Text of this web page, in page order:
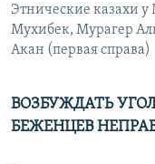
Этнические казахи у
Мухибек, Мурагер
Акан (первая справа)
ВОЗБУЖДАТЬ
БЕЖЕНЦЕВ